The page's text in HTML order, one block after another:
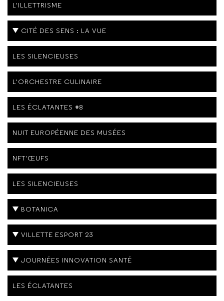
L'ILLETTRISME
CITÉ DES SENS : LA VUE
LES SILENCIEUSES
L'ORCHESTRE CULINAIRE
LES ÉCLATANTES #8
NUIT EUROPÉENNE DES MUSÉES
NFT'ŒUFS
LES SILENCIEUSES
BOTANICA
VILLETTE ESPORT 23
JOURNÉES INNOVATION SANTÉ
LES ÉCLATANTES